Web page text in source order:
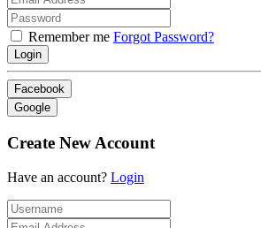
Remember me Forgot Password?
Login
Facebook
Google
Create New Account
Have an account? Login